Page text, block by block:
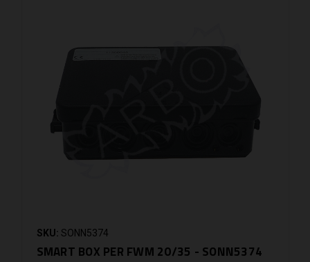
SKU: SONN5374
SMART BOX PER FWM 20/35 - SONN5374